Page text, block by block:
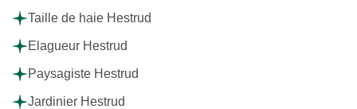
Taille de haie Hestrud
Elagueur Hestrud
Paysagiste Hestrud
Jardinier Hestrud